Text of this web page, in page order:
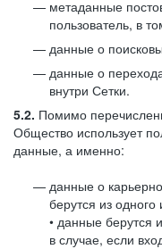
метаданные
пользователь, в
данные о
данные о
внутри Сетки.
5.2. Помимо
Общество использует
данные, а именно:
данные о
берутся из одного
• данные берутся
в случае, если